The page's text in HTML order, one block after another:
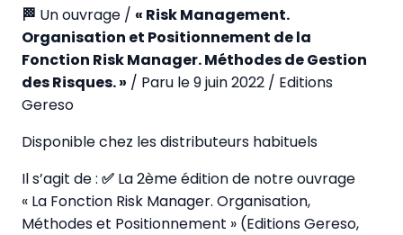
🏁 Un ouvrage / « Risk Management.
Organisation et Positionnement de la
Fonction Risk Manager. Méthodes de Gestion
des Risques. » / Paru le 9 juin 2022 / Editions
Gereso
Disponible chez les distributeurs habituels
Il s’agit de : ✅ La 2ème édition de notre ouvrage
« La Fonction Risk Manager. Organisation,
Méthodes et Positionnement » (Editions Gereso,